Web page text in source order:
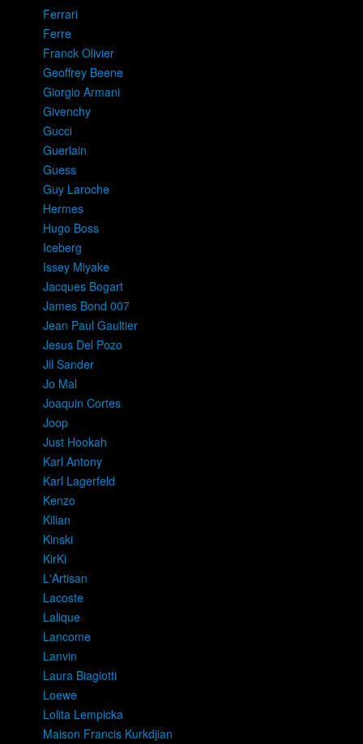
Ferrari
Ferre
Franck Olivier
Geoffrey Beene
Giorgio Armani
Givenchy
Gucci
Guerlain
Guess
Guy Laroche
Hermes
Hugo Boss
Iceberg
Issey Miyake
Jacques Bogart
James Bond 007
Jean Paul Gaultier
Jesus Del Pozo
Jil Sander
Jo Mal
Joaquin Cortes
Joop
Just Hookah
Karl Antony
Karl Lagerfeld
Kenzo
Kilian
Kinski
KirKi
L'Artisan
Lacoste
Lalique
Lancome
Lanvin
Laura Biagiotti
Loewe
Lolita Lempicka
Maison Francis Kurkdjian